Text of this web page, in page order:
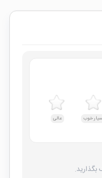
خوب عالی
بگذارید.